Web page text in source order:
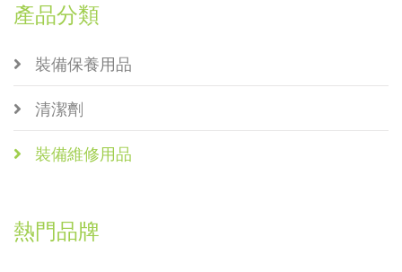
產品分類
裝備保養用品
清潔劑
裝備維修用品
熱門品牌